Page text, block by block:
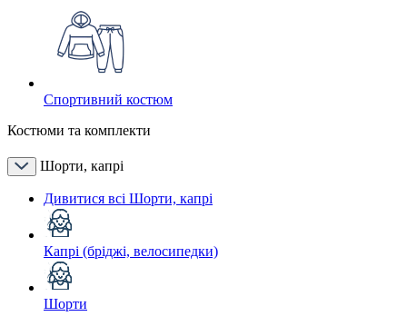
Спортивний костюм
Костюми та комплекти
Шорти, капрі
Дивитися всі Шорти, капрі
Капрі (бріджі, велосипедки)
Шорти